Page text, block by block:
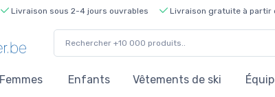
Livraison sous 2-4 jours ouvrables Livraison gratuite à partir
Femmes Enfants Vêtements de ski